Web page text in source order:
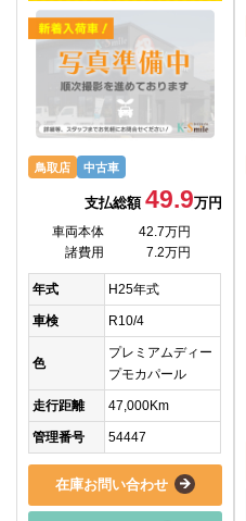
鳥取店 中古車
支払総額 49.9万円
車両本体
42.7万円
諸費用
7.2万円
年式 H25年式
車検 R10/4
色
プレミアムディー
プモカパール
走行距離 47,000Km
管理番号 54447
在庫お問い合わせ